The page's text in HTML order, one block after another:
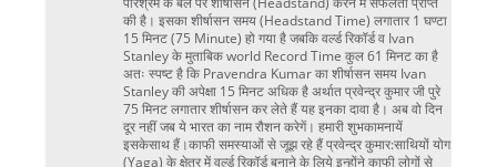
की है। इसका शीर्षासन समय (Headstand Time) लगातार 1 घण्टा
15 मिनट (75 Minute) हो गया है जबकि वर्ल्ड रिकॉर्ड व Ivan
Stanley के मुताबिक world Record Time कुल 61 मिनट का है
अतः स्पष्ट है कि Pravendra Kumar का शीर्षासन समय Ivan
Stanley की अपेक्षा 15 मिनट अधिक है अर्थात प्रवेन्द्र कुमार जी पुरे
75 मिनट लगातार शीर्षासन कर लेते हैं यह इनका दावा है। अब वो दिन
दूर नहीं जब ये भारत का नाम रौशन करेगें। हमारी शुभकामनायें
इसकेसाथ हैं।काफी समस्याओं से जूझ रहे हैं प्रवेन्द्र कुमार:साथियों योग
(Yaga) के क्षेत्र में वर्ल्ड रिकॉर्ड बनाने के लिये इन्होंने काफी लोगों से